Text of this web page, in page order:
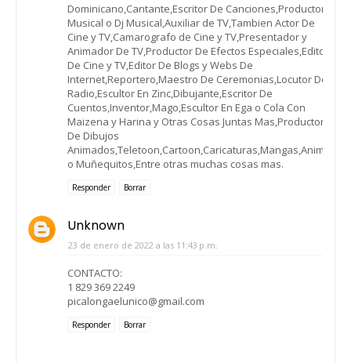
Dominicano,Cantante,Escritor De Canciones,Productor
Musical o Dj Musical,Auxiliar de TV,Tambien Actor De
Cine y TV,Camarografo de Cine y TV,Presentador y
Animador De TV,Productor De Efectos Especiales,Editor
De Cine y TV,Editor De Blogs y Webs De
Internet,Reportero,Maestro De Ceremonias,Locutor De
Radio,Escultor En Zinc,Dibujante,Escritor De
Cuentos,Inventor,Mago,Escultor En Ega o Cola Con
Maizena y Harina y Otras Cosas Juntas Mas,Productor
De Dibujos
Animados,Teletoon,Cartoon,Caricaturas,Mangas,Animes
o Muñequitos,Entre otras muchas cosas mas.
Responder Borrar
Unknown
23 de enero de 2022 a las 11:43 p.m.
CONTACTO:
1 829 369 2249
picalongaelunico@gmail.com
Responder Borrar